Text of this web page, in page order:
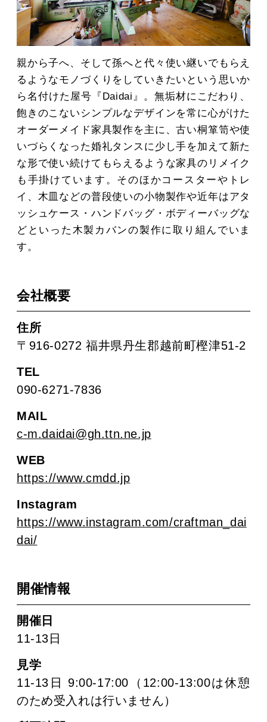
親から子へ、そして孫へと代々使い継いでもらえ
るようなモノづくりをしていきたいという思いか
ら名付けた屋号『Daidai』。無垢材にこだわり、
飽きのこないシンプルなデザインを常に心がけた
オーダーメイド家具製作を主に、古い桐箪笥や使
いづらくなった婚礼タンスに少し手を加えて新た
な形で使い続けてもらえるような家具のリメイク
も手掛けています。そのほかコースターやトレ
イ、木皿などの普段使いの小物製作や近年はアタ
ッシュケース・ハンドバッグ・ボディーバッグな
どといった木製カバンの製作に取り組んでいま
す。
会社概要
住所
〒916-0272 福井県丹生郡越前町樫津51-2
TEL
090-6271-7836
MAIL
c-m.daidai@gh.ttn.ne.jp
WEB
https://www.cmdd.jp
Instagram
https://www.instagram.com/craftman_dai
dai/
開催情報
開催日
11-13日
見学
11-13日 9:00-17:00（12:00-13:00は休憩
のため受入れは行いません）